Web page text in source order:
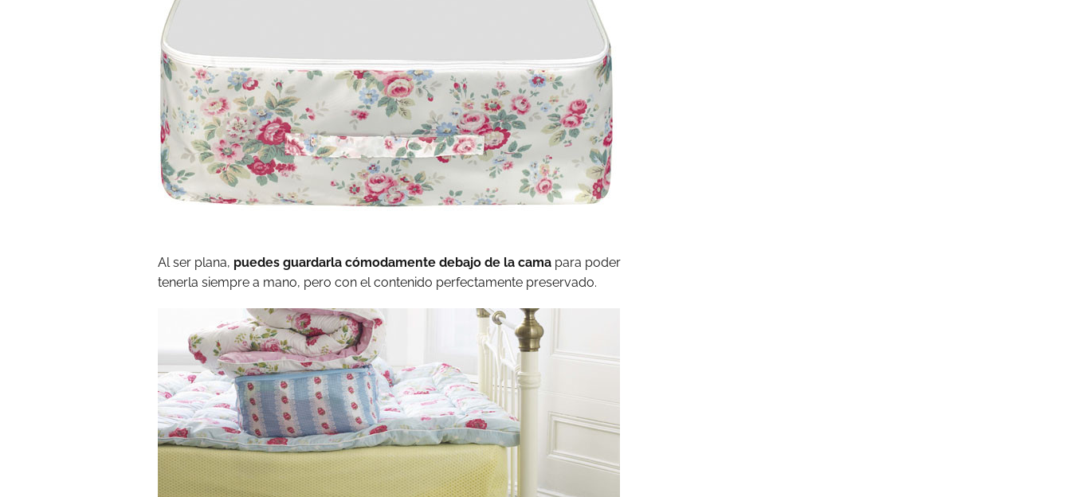
Al ser plana, puedes guardarla cómodamente debajo de la cama para poder
tenerla siempre a mano, pero con el contenido perfectamente preservado.